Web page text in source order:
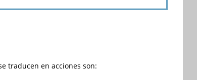
traducen en acciones son: